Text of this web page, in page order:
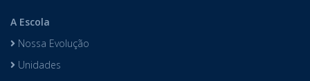
A Escola
Nossa Evolução
Unidades